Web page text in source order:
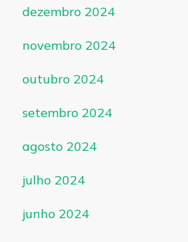
dezembro 2024
novembro 2024
outubro 2024
setembro 2024
agosto 2024
julho 2024
junho 2024